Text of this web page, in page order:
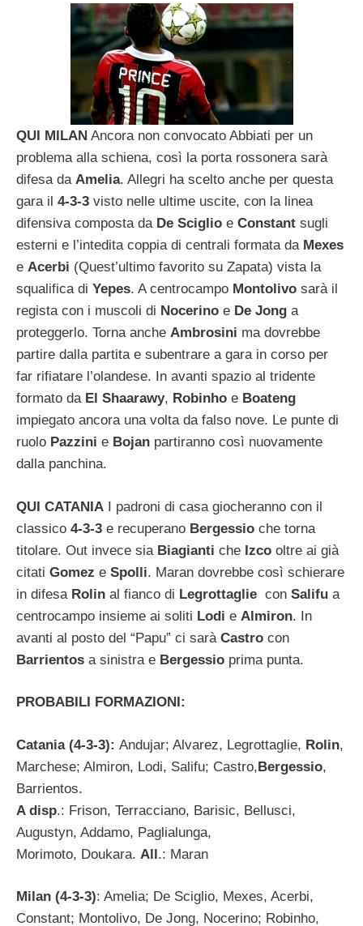
QUI MILAN Ancora non convocato Abbiati per un
problema alla schiena, così la porta rossonera sarà
difesa da Amelia. Allegri ha scelto anche per questa
gara il 4-3-3 visto nelle ultime uscite, con la linea
difensiva composta da De Sciglio e Constant sugli
esterni e l’intedita coppia di centrali formata da Mexes
e Acerbi (Quest’ultimo favorito su Zapata) vista la
squalifica di Yepes. A centrocampo Montolivo sarà il
regista con i muscoli di Nocerino e De Jong a
proteggerlo. Torna anche Ambrosini ma dovrebbe
partire dalla partita e subentrare a gara in corso per
far rifiatare l’olandese. In avanti spazio al tridente
formato da El Shaarawy, Robinho e Boateng
impiegato ancora una volta da falso nove. Le punte di
ruolo Pazzini e Bojan partiranno così nuovamente
dalla panchina.
QUI CATANIA I padroni di casa giocheranno con il
classico 4-3-3 e recuperano Bergessio che torna
titolare. Out invece sia Biagianti che Izco oltre ai già
citati Gomez e Spolli. Maran dovrebbe così schierare
in difesa Rolin al fianco di Legrottaglie con Salifu a
centrocampo insieme ai soliti Lodi e Almiron. In
avanti al posto del “Papu” ci sarà Castro con
Barrientos a sinistra e Bergessio prima punta.
PROBABILI FORMAZIONI:
Catania (4-3-3): Andujar; Alvarez, Legrottaglie, Rolin,
Marchese; Almiron, Lodi, Salifu; Castro,Bergessio,
Barrientos.
A disp.: Frison, Terracciano, Barisic, Bellusci,
Augustyn, Addamo, Paglialunga,
Morimoto, Doukara. All.: Maran
Milan (4-3-3): Amelia; De Sciglio, Mexes, Acerbi,
Constant; Montolivo, De Jong, Nocerino; Robinho,